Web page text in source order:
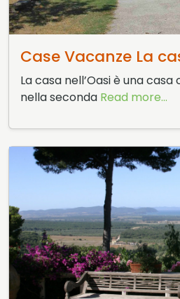
10 Maggio 2015
Case Vacanze La
La casa nell’Oasi è una
nella seconda Read more...